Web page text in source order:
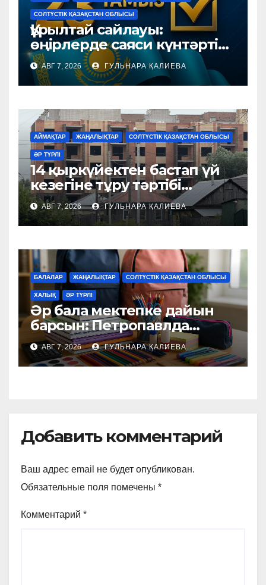
СОЛТҮСТІК ҚАЗАҚСТАН ОБЛЫСЫ
Құрылтай сайлауы:
өңірлерде саяси күнтәртібі
қалай түзіледі?
АВГ 7, 2026 ГУЛЬНАРА ҚАЛИЕВА
АЙМАҚТАР ЖАҢАЛЫҚТАР СОЛТҮСТІК ҚАЗАҚСТАН ОБЛЫСЫ
ӘР ТҮРЛІ
14 қыркүйектен бастап үй
кезегіне тұру тәртібі
өзгереді
АВГ 7, 2026 ГУЛЬНАРА ҚАЛИЕВА
БАЛАЛАР ЖАҢАЛЫҚТАР СОЛТҮСТІК ҚАЗАҚСТАН ОБЛЫСЫ
ХАЛЫҚ ӘР ТҮРЛІ
Әр бала мектепке дайын
барсын: Петропавлда
қайырымдылық акциясы
басталды
АВГ 7, 2026 ГУЛЬНАРА ҚАЛИЕВА
Добавить комментарий
Ваш адрес email не будет опубликован.
Обязательные поля помечены *
Комментарий *